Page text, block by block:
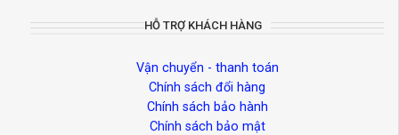
HỖ TRỢ KHÁCH HÀNG
Vận chuyển - thanh toán
Chính sách đổi hàng
Chính sách bảo hành
Chính sách bảo mật